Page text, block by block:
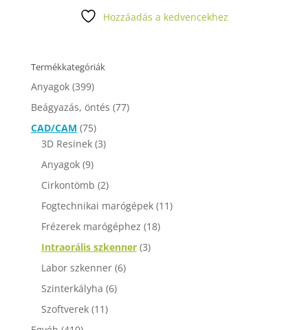
Hozzáadás a kedvencekhez
Termékkategóriák
Anyagok (399)
Beágyazás, öntés (77)
CAD/CAM (75)
3D Resinek (3)
Anyagok (9)
Cirkontömb (2)
Fogtechnikai marógépek (11)
Frézerek marógéphez (18)
Intraorális szkenner (3)
Labor szkenner (6)
Szinterkályha (6)
Szoftverek (11)